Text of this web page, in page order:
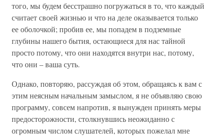
того, мы будем бесстрашно погружаться в то, что каждый
считает своей жизнью и что на деле оказывается только
ее оболочкой; пробив ее, мы попадем в подземные
глубины нашего бытия, остающиеся для нас тайной
просто потому, что они находятся внутри нас, потому,
что они – ваша суть.
Однако, повторяю, рассуждая об этом, обращаясь к вам с
этим неясным начальным замыслом, я не объявляю свою
программу, совсем напротив, я вынужден принять меры
предосторожности, столкнувшись неожиданно с
огромным числом слушателей, которых пожелал мне